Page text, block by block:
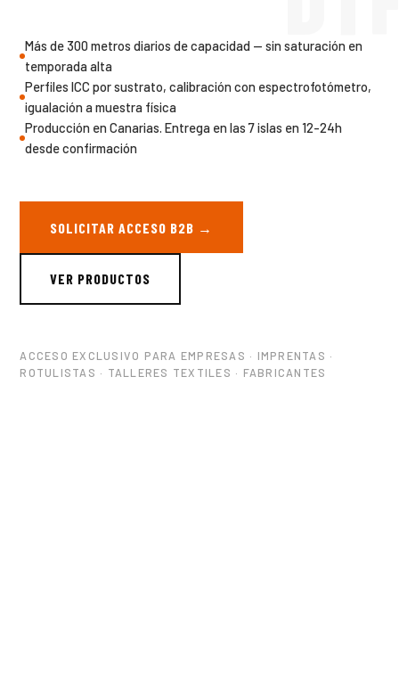
Más de 300 metros diarios de capacidad — sin saturación en
temporada alta
Perfiles ICC por sustrato, calibración con espectrofotómetro,
igualación a muestra física
Producción en Canarias. Entrega en las 7 islas en 12-24h
desde confirmación
SOLICITAR ACCESO B2B →
VER PRODUCTOS
ACCESO EXCLUSIVO PARA EMPRESAS · IMPRENTAS ·
ROTULISTAS · TALLERES TEXTILES · FABRICANTES